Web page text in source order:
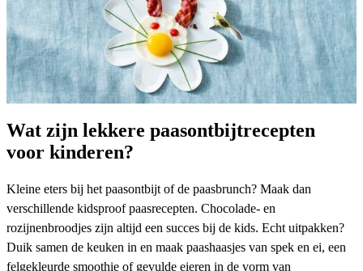
Wat zijn lekkere paasontbijtrecepten
voor kinderen?
Kleine eters bij het paasontbijt of de paasbrunch? Maak dan
verschillende kidsproof paasrecepten. Chocolade- en
rozijnenbroodjes zijn altijd een succes bij de kids. Echt uitpakken?
Duik samen de keuken in en maak paashaasjes van spek en ei, een
felgekleurde smoothie of gevulde eieren in de vorm van